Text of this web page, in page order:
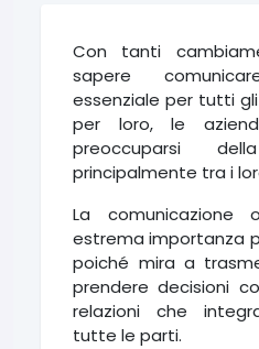
Con tanti
sapere
essenziale per tutti gli
per loro, le
preoccuparsi
principalmente tra i
La comunicazione
estrema importanza
poiché mira a
prendere decisioni
relazioni che
tutte le parti.